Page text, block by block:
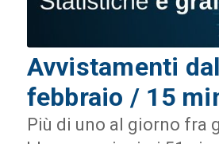
Avvistamenti
febbraio / 15
Più di uno al giorno fra